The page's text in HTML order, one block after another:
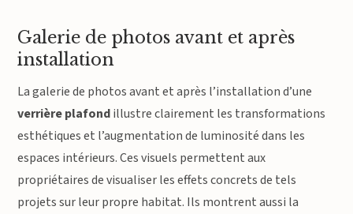
Galerie de photos avant et après
installation
La galerie de photos avant et après l’installation d’une
verrière plafondillustre clairement les transformations
esthétiques et l’augmentation de luminosité dans les
espaces intérieurs. Ces visuels permettent aux
propriétaires de visualiser les effets concrets de tels
projets sur leur propre habitat. Ils montrent aussi la